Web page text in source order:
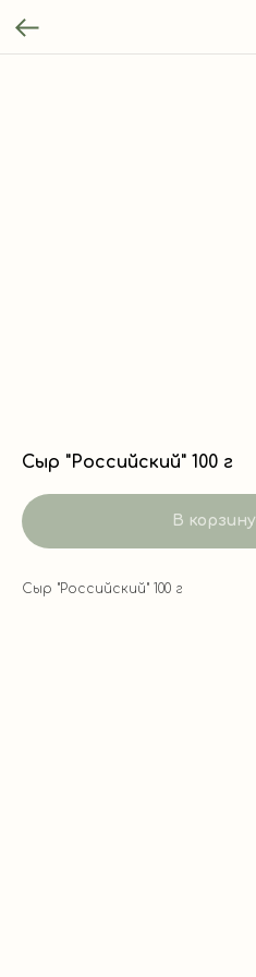
Сыр "Российский" 100 г
В корзину
Сыр "Российский" 100 г